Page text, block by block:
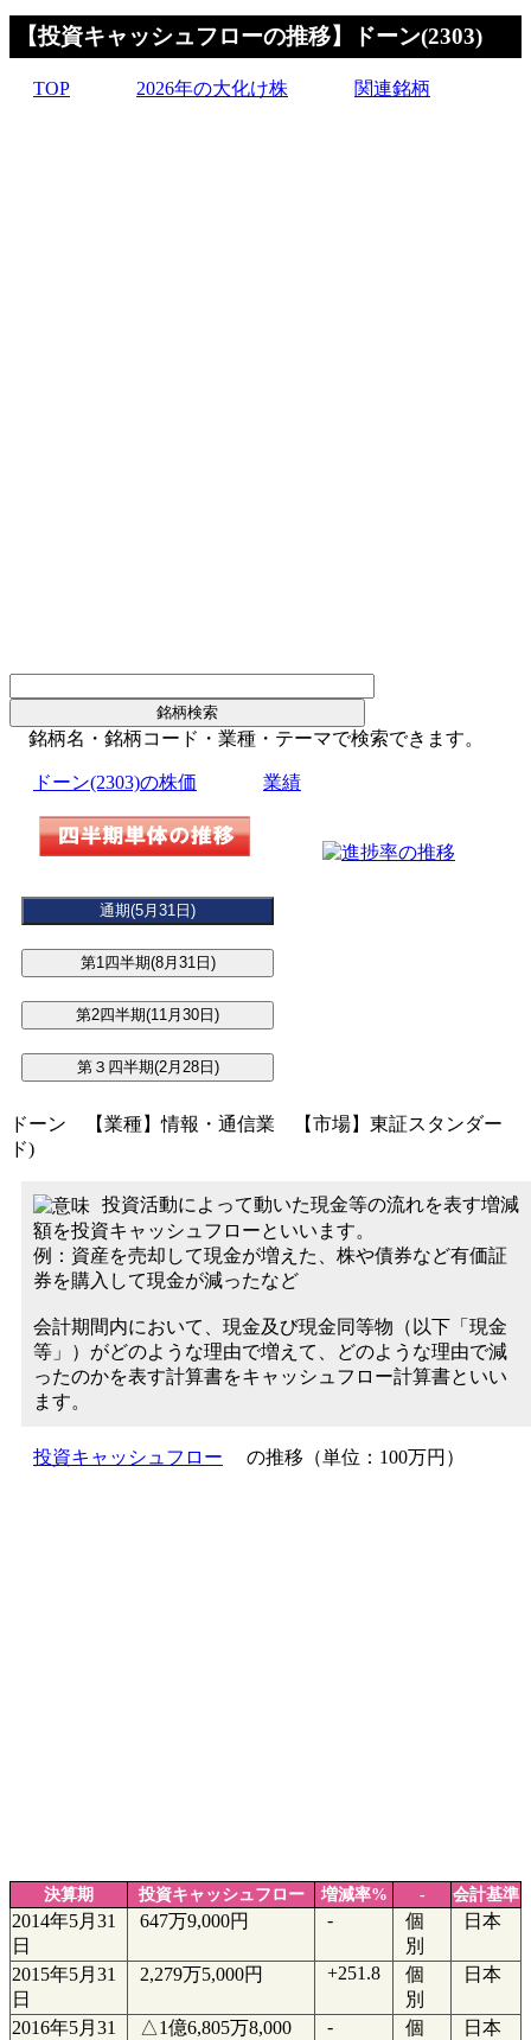
【投資キャッシュフローの推移】ドーン(2303)
TOP 2026年の大化け株 関連銘柄
銘柄名・銘柄コード・業種・テーマで検索できます。
ドーン(2303)の株価 業績
ドーン 【業種】情報・通信業 【市場】東証スタンダー
ド)
投資活動によって動いた現金等の流れを表す増減
額を投資キャッシュフローといいます。
例：資産を売却して現金が増えた、株や債券など有価証
券を購入して現金が減ったなど
会計期間内において、現金及び現金同等物（以下「現金
等」）がどのような理由で増えて、どのような理由で減
ったのかを表す計算書をキャッシュフロー計算書といい
ます。
投資キャッシュフロー の推移（単位：100万円）
決算期 投資キャッシュフロー 増減率% - 会計基準
2014年5月31
日
647万9,000円 -
個
別
日本
2015年5月31
日
2,279万5,000円 +251.8
個
別
日本
2016年5月31
△1億6,805万8,000
-
個
日本